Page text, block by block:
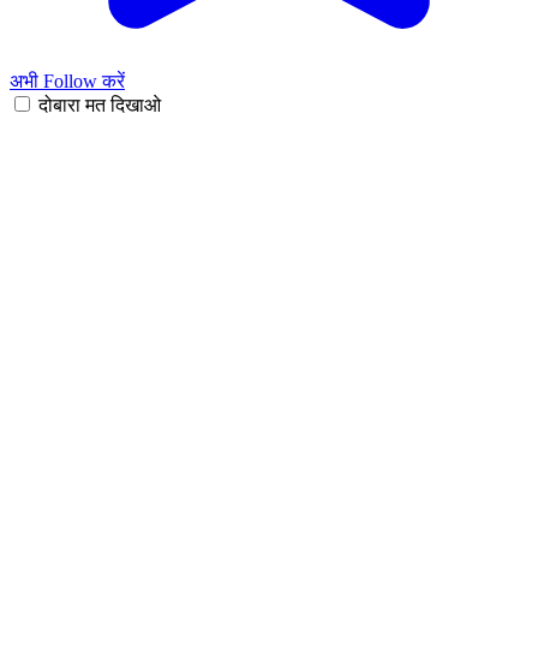
अभी Follow करें
दोबारा मत दिखाओ